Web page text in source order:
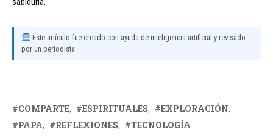
Este artículo fue creado con ayuda de inteligencia artificial y revisado
por un periodista.
COMPARTE ESPIRITUALES
EXPLORACIÓN
PAPA
REFLEXIONES TECNOLOGÍA